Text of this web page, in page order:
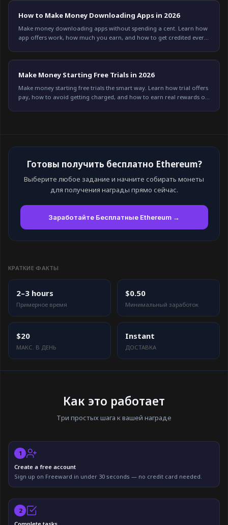
How to Make Money Downloading Apps in 2026
Make money downloading apps without spending a cent. Learn how
app offers work, how much you earn, and how to get credited every
Make Money Starting Free Trials in 2026
Make money starting free trials the smart way. Learn how trial offers
pay, how to avoid getting charged, and how to earn real rewards on
Готовы получить бесплатно Ethereum?
Выберите любое задание и начните собирать монеты
для получения награды прямо сейчас.
Заработайте Бесплатные Ethereum →
КРАТКИЕ ФАКТЫ
2–3 hours
Примерное время
$0.50
Минимальный заработок
$20
МАКС. В ДЕНЬ
Instant
ДОСТАВКА
Как это работает
Три простых шага к вашей награде
1
Create a free account
Sign up on Freeward in under 30 seconds — no credit card needed.
2